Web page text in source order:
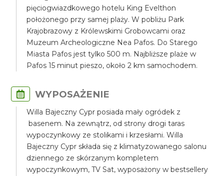
pięciogwiazdkowego hotelu King Evelthon
położonego przy samej plaży. W pobliżu Park
Krajobrazowy z Królewskimi Grobowcami oraz
Muzeum Archeologiczne Nea Pafos. Do Starego
Miasta Pafos jest tylko 500 m. Najbliższe plaże w
Pafos 15 minut pieszo, około 2 km samochodem.
WYPOSAŻENIE
Willa Bajeczny Cypr posiada mały ogródek z
basenem. Na zewnątrz, od strony drogi taras
wypoczynkowy ze stolikami i krzesłami. Willa
Bajeczny Cypr składa się z klimatyzowanego salonu
dziennego ze skórzanym kompletem
wypoczynkowym, TV Sat, wyposażony w bestsellery